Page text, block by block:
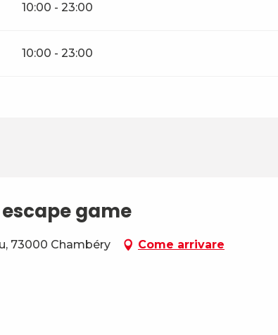
10:00 - 23:00
10:00 - 23:00
game
73000 Chambéry Come arrivare